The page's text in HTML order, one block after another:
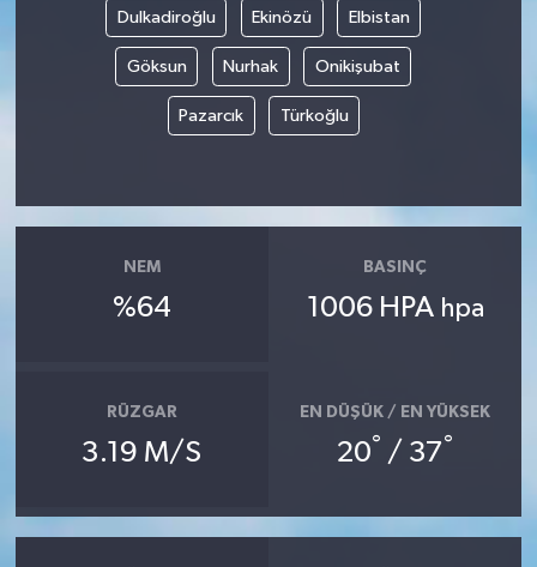
Dulkadiroğlu Ekinözü Elbistan
Göksun Nurhak Onikişubat
Pazarcık Türkoğlu
NEM
%64
BASINÇ
1006 HPA hpa
RÜZGAR
3.19 M/S
EN DÜŞÜK / EN YÜKSEK
20° / 37°